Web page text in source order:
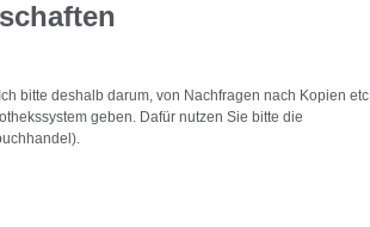
bitte deshalb darum, von Nachfragen nach Kopien etc.
geben. Dafür nutzen Sie bitte die